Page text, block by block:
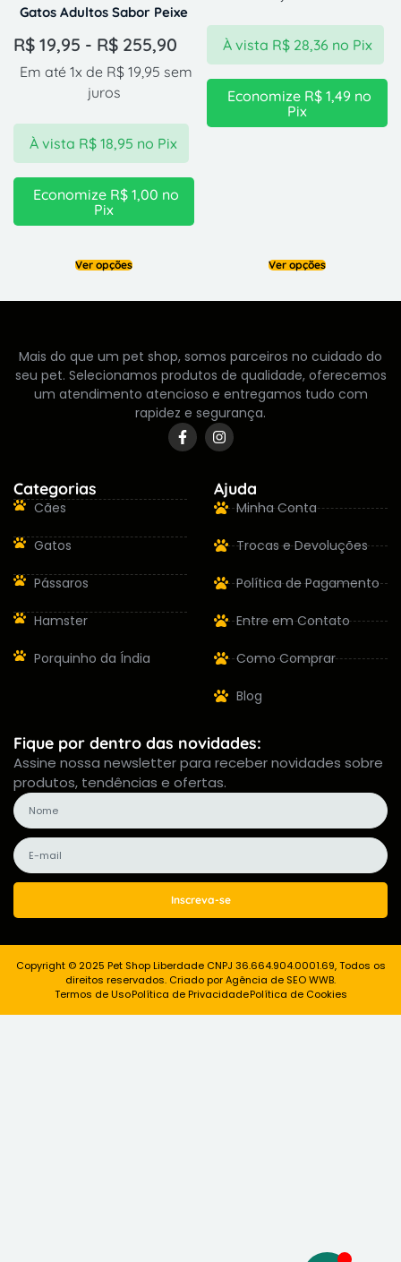
Gatos Adultos Sabor Peixe
R$ 19,95 - R$ 255,90
Em até 1x de R$19,95 sem
juros
À vista R$18,95 no Pix
Economize R$1,00 no
Pix
Ver opções
À vista R$28,36 no Pix
Economize R$1,49no
Pix
Ver opções
Mais do que um pet shop, somos parceiros no cuidado do
seu pet. Selecionamos produtos de qualidade, oferecemos
um atendimento atencioso e entregamos tudo com
rapidez e segurança.
Categorias
Cães
Gatos
Pássaros
Hamster
Porquinho da Índia
Ajuda
Minha Conta
Trocas e Devoluções
Política de Pagamento
Entre em Contato
Como Comprar
Blog
Fique por dentro das novidades:
Assine nossa newsletter para receber novidades sobre
produtos, tendências e ofertas.
Inscreva-se
Copyright © 2025 Pet Shop Liberdade CNPJ 36.664.904.0001.69, Todos os
direitos reservados. Criado por Agência de SEO WWB.
Termos de UsoPolítica de PrivacidadePolítica de Cookies